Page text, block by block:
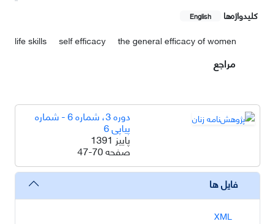
کلیدواژه‌ها English
life skills self efficacy the general efficacy of women
مراجع
دوره 3، شماره 6 - شماره
پیاپی 6
پاییز 1391
صفحه47-70
فایل ها
XML